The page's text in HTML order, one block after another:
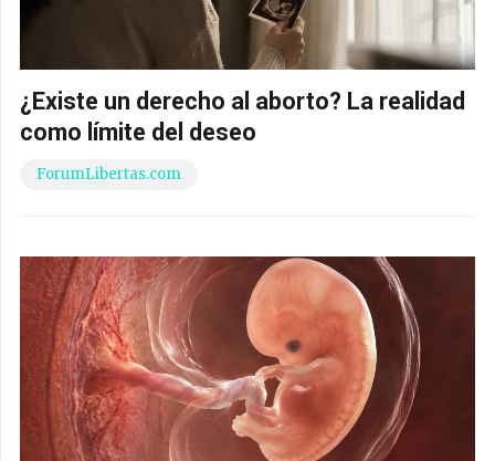
¿Existe un derecho al aborto? La realidad
como límite del deseo
ForumLibertas.com